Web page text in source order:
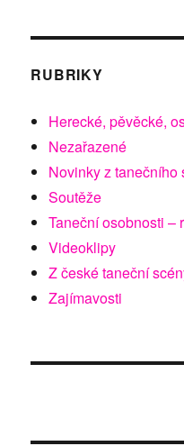
RUBRIKY
Herecké, pěvěcké,
Nezařazené
Novinky z tanečního
Soutěže
Taneční osobnosti –
Videoklipy
Z české taneční
Zajímavosti